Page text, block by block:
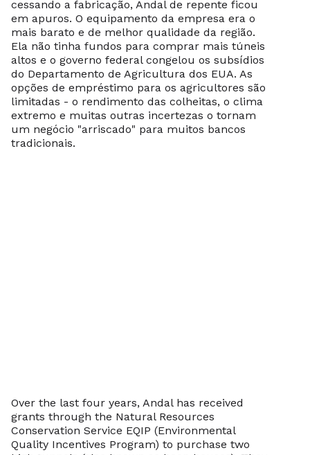
cessando a fabricação, Andal de repente ficou
em apuros. O equipamento da empresa era o
mais barato e de melhor qualidade da região.
Ela não tinha fundos para comprar mais túneis
altos e o governo federal congelou os subsídios
do Departamento de Agricultura dos EUA. As
opções de empréstimo para os agricultores são
limitadas - o rendimento das colheitas, o clima
extremo e muitas outras incertezas o tornam
um negócio "arriscado" para muitos bancos
tradicionais.
Over the last four years, Andal has received
grants through the Natural Resources
Conservation Service EQIP (Environmental
Quality Incentives Program) to purchase two